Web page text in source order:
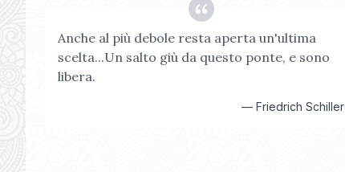
Anche al più debole resta aperta un'ultima
scelta...Un salto giù da questo ponte, e sono
libera.
—Friedrich Schiller